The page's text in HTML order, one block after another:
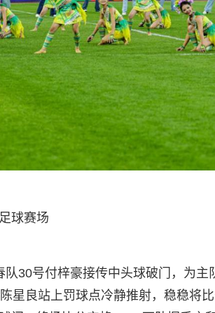
球赛场
队30号付梓豪接传中头球破门，为
星良站上罚球点冷静推射，稳稳将